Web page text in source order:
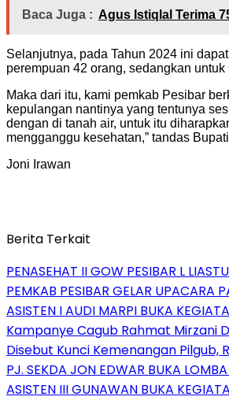
Baca Juga : Agus Istiqlal Terima
Selanjutnya, pada Tahun 2024 ini
perempuan 42 orang, sedangkan
Maka dari itu, kami pemkab Pesibar
kepulangan nantinya yang tentunya
dengan di tanah air, untuk itu
mengganggu kesehatan,” tandas
Joni Irawan
Berita Terkait
PENASEHAT II GOW PESIBAR L
PEMKAB PESIBAR GELAR UPACARA
ASISTEN I AUDI MARPI BUKA
Kampanye Cagub Rahmat Mirzani
Disebut Kunci Kemenangan Pilgub,
PJ. SEKDA JON EDWAR BUKA
ASISTEN III GUNAWAN BUKA